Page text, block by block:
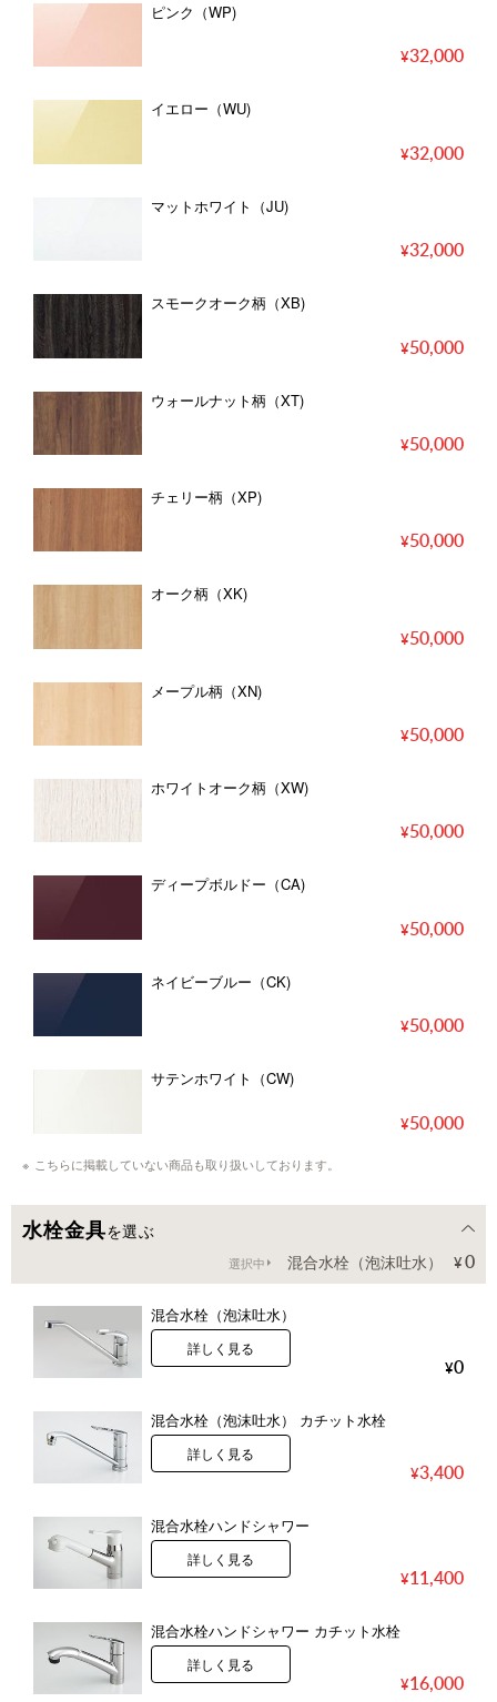
ピンク（WP)
32,000
イエロー（WU)
32,000
マットホワイト（JU)
32,000
スモークオーク柄（XB)
50,000
ウォールナット柄（XT)
50,000
チェリー柄（XP)
50,000
オーク柄（XK)
50,000
メープル柄（XN)
50,000
ホワイトオーク柄（XW)
50,000
ディープボルドー（CA)
50,000
ネイビーブルー（CK)
50,000
サテンホワイト（CW)
50,000
こちらに掲載していない商品も取り扱いしております。
水栓金具を選ぶ
選択中 混合水栓（泡沫吐水） 0
混合水栓（泡沫吐水）
詳しく見る
0
混合水栓（泡沫吐水） カチット水栓
詳しく見る
3,400
混合水栓ハンドシャワー
詳しく見る
11,400
混合水栓ハンドシャワー カチット水栓
詳しく見る
16,000